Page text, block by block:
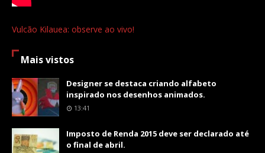
Vulcão Kilauea: observe ao vivo!
Mais vistos
Designer se destaca criando alfabeto
inspirado nos desenhos animados.
13:41
Imposto de Renda 2015 deve ser declarado até
o final de abril.